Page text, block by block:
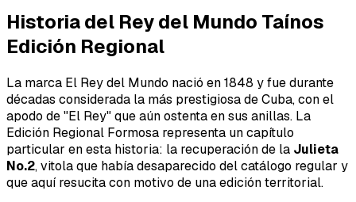
Historia del Rey del Mundo Taínos
Edición Regional
La marca El Rey del Mundo nació en 1848 y fue durante
décadas considerada la más prestigiosa de Cuba, con el
apodo de "El Rey" que aún ostenta en sus anillas. La
Edición Regional Formosa representa un capítulo
particular en esta historia: la recuperación de la Julieta
No.2, vitola que había desaparecido del catálogo regular y
que aquí resucita con motivo de una edición territorial.